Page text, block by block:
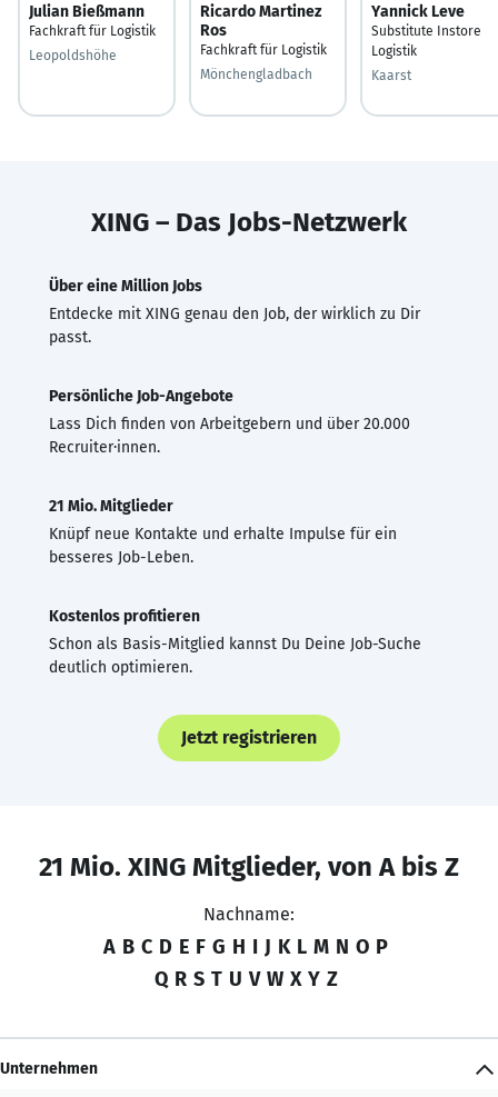
Julian Bießmann
Fachkraft für Logistik
Leopoldshöhe
Ricardo Martinez
Ros
Fachkraft für Logistik
Mönchengladbach
Yannick Leve
Substitute Instore
Logistik
Kaarst
XING – Das Jobs-Netzwerk
Über eine Million Jobs
Entdecke mit XING genau den Job, der wirklich zu Dir
passt.
Persönliche Job-Angebote
Lass Dich finden von Arbeitgebern und über 20.000
Recruiter·innen.
21 Mio. Mitglieder
Knüpf neue Kontakte und erhalte Impulse für ein
besseres Job-Leben.
Kostenlos profitieren
Schon als Basis-Mitglied kannst Du Deine Job-Suche
deutlich optimieren.
Jetzt registrieren
21 Mio. XING Mitglieder, von A bis Z
Nachname:
A B C D E F G H I J K L M N O P
Q R S T U V W X Y Z
Unternehmen